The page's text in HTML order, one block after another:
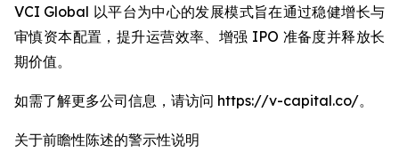
VCI Global 以平台为中心的发展模式旨在通过稳健增长与
审慎资本配置，提升运营效率、增强 IPO 准备度并释放长
期价值。
如需了解更多公司信息，请访问 https://v-capital.co/。
关于前瞻性陈述的警示性说明